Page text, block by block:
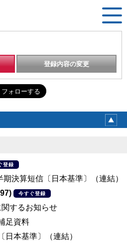
登録内容の変更
登録
決算短信〔日本基準〕（連結）
今すぐ登録
するお知らせ
足資料
日本基準〕（連結）